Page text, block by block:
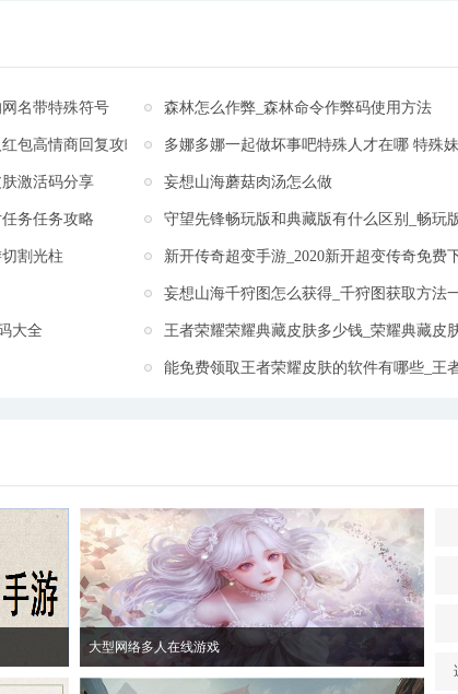
装备、拉风坐骑和酷炫翅膀!连续登陆更送
名带特殊符号 森林怎么作弊_森林命令作弊码使用方法
包高情商回复攻略 多娜多娜一起做坏事吧特殊人才在哪 特殊
激活码分享 妄想山海蘑菇肉汤怎么做
务任务攻略 守望先锋畅玩版和典藏版有什么区别_畅玩
割光柱 新开传奇超变手游_2020新开超变传奇免费
妄想山海千狩图怎么获得_千狩图获取方法
大全 王者荣耀荣耀典藏皮肤多少钱_荣耀典藏皮
能免费领取王者荣耀皮肤的软件有哪些_王
大型网络多人在线游戏